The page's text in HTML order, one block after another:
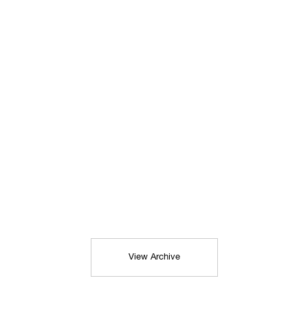
View Archive